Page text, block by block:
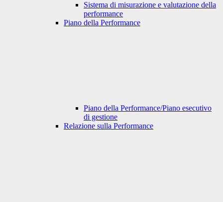
Sistema di misurazione e valutazione della
performance
Piano della Performance
Piano della Performance/Piano esecutivo
di gestione
Relazione sulla Performance